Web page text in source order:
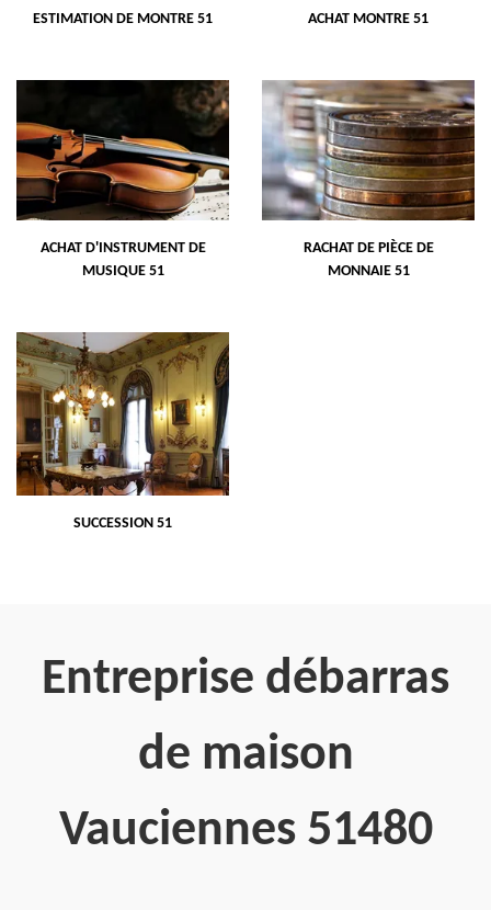
ESTIMATION DE MONTRE 51 ACHAT MONTRE 51
ACHAT D'INSTRUMENT DE
MUSIQUE 51
RACHAT DE PIÈCE DE
MONNAIE 51
SUCCESSION 51
Entreprise débarras
de maison
Vauciennes 51480